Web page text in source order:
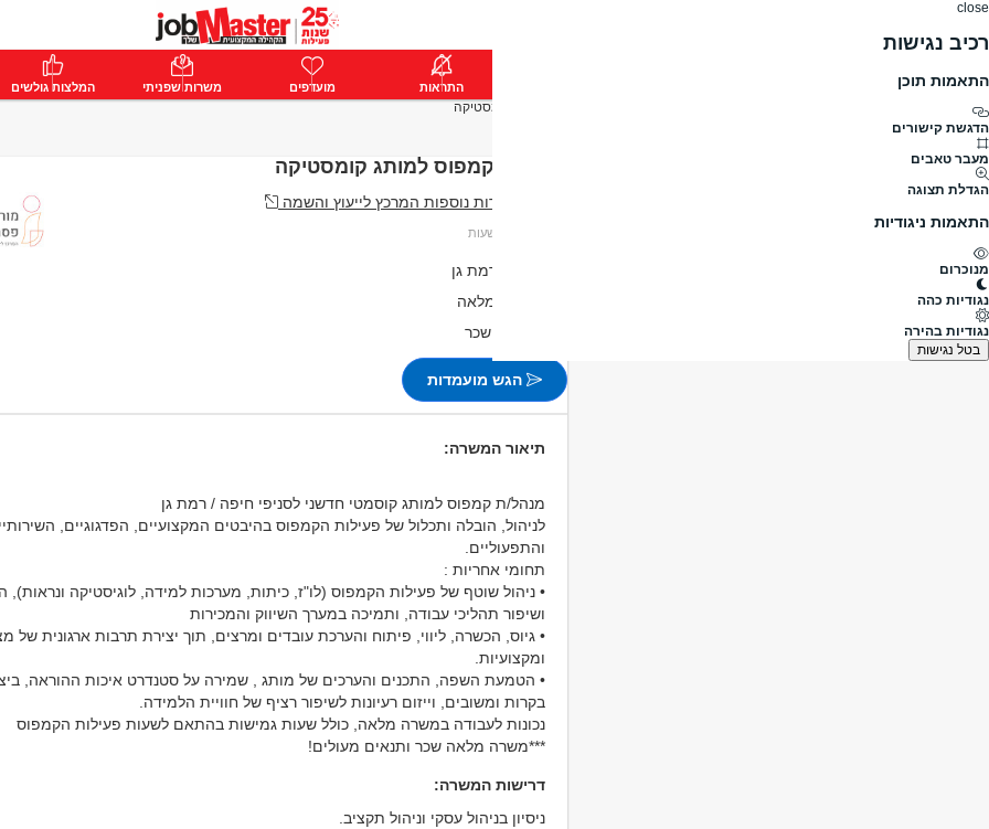
close
רכיב נגישות
התאמות תוכן
הדגשת קישורים
מעבר טאבים
הגדלת תצוגה
התאמות ניגודיות
מנוכרום
נגודיות כהה
נגודיות בהירה
בטל נגישות
פרימיום התחבר התראות מועדפים משרות שפניתי המלצות גולשים
מנהל/ת קמפוס למותג קומסטיקה
מנהל/ת קמפוס למותג קומסטיקה
מעבר למשרות נוספות המרכץ לייעוץ והשמה
חיפה, רמת גן
משרה מלאה
לא צוין שכר
הגש מועמדות
תיאור המשרה:
מנהל/ת קמפוס למותג קוסמטי חדשני לסניפי חיפה / רמת גן
לניהול, הובלה ותכלול של פעילות הקמפוס בהיבטים המקצועיים, הפדגוגיים,
והתפעוליים.
תחומי אחריות :
• ניהול שוטף של פעילות הקמפוס (לו"ז, כיתות, מערכות למידה, לוגיסטיקה
ושיפור תהליכי עבודה, ותמיכה במערך השיווק והמכירות
• גיוס, הכשרה, ליווי, פיתוח והערכת עובדים ומרצים, תוך יצירת תרבות ארגונית של
ומקצועיות.
• הטמעת השפה, התכנים והערכים של מותג , שמירה על סטנדרט איכות ההוראה,
בקרות ומשובים, וייזום רעיונות לשיפור רציף של חוויית הלמידה.
נכונות לעבודה במשרה מלאה, כולל שעות גמישות בהתאם לשעות פעילות הקמפוס
***משרה מלאה שכר ותנאים מעולים!
דרישות המשרה:
ניסיון בניהול עסקי וניהול תקציב.